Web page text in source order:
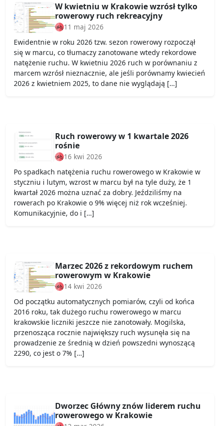
W kwietniu w Krakowie wzrósł tylko
rowerowy ruch rekreacyjny
11 maj 2026
Ewidentnie w roku 2026 tzw. sezon rowerowy rozpoczął
się w marcu, co tłumaczy zanotowane wtedy rekordowe
natężenie ruchu. W kwietniu 2026 ruch w porównaniu z
marcem wzrósł nieznacznie, ale jeśli porównamy kwiecień
2026 z kwietniem 2025, to dane nie wyglądają […]
Ruch rowerowy w 1 kwartale 2026
rośnie
16 kwi 2026
Po spadkach natężenia ruchu rowerowego w Krakowie w
styczniu i lutym, wzrost w marcu był na tyle duży, że 1
kwartał 2026 można uznać za dobry. Jeździliśmy na
rowerach po Krakowie o 9% więcej niż rok wcześniej.
Komunikacyjnie, do i […]
Marzec 2026 z rekordowym ruchem
rowerowym w Krakowie
14 kwi 2026
Od początku automatycznych pomiarów, czyli od końca
2016 roku, tak dużego ruchu rowerowego w marcu
krakowskie liczniki jeszcze nie zanotowały. Mogilska,
przenosząca rocznie największy ruch wysunęła się na
prowadzenie ze średnią w dzień powszedni wynoszącą
2290, co jest o 7% […]
Dworzec Główny znów liderem ruchu
rowerowego w Krakowie